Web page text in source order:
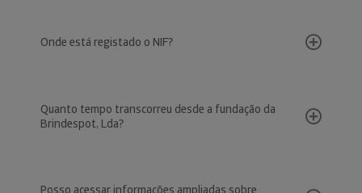
Onde está registado o NIF?
Quanto tempo transcorreu desde a fundação da
Brindespot, Lda?
Posso acessar informações ampliadas sobre